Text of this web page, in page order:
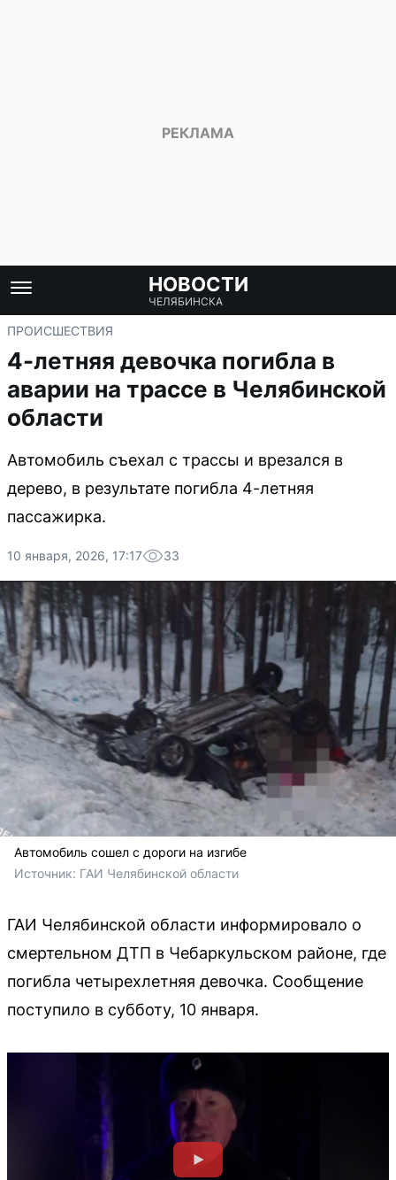
НОВОСТИ
ЧЕЛЯБИНСКА
ПРОИСШЕСТВИЯ
4-летняя девочка погибла в
аварии на трассе в Челябинской
области
Автомобиль съехал с трассы и врезался в
дерево, в результате погибла 4-летняя
пассажирка.
10 января, 2026, 17:17 33
Автомобиль сошел с дороги на изгибе
Источник: ГАИ Челябинской области
ГАИ Челябинской области информировало о
смертельном ДТП в Чебаркульском районе, где
погибла четырехлетняя девочка. Сообщение
поступило в субботу, 10 января.